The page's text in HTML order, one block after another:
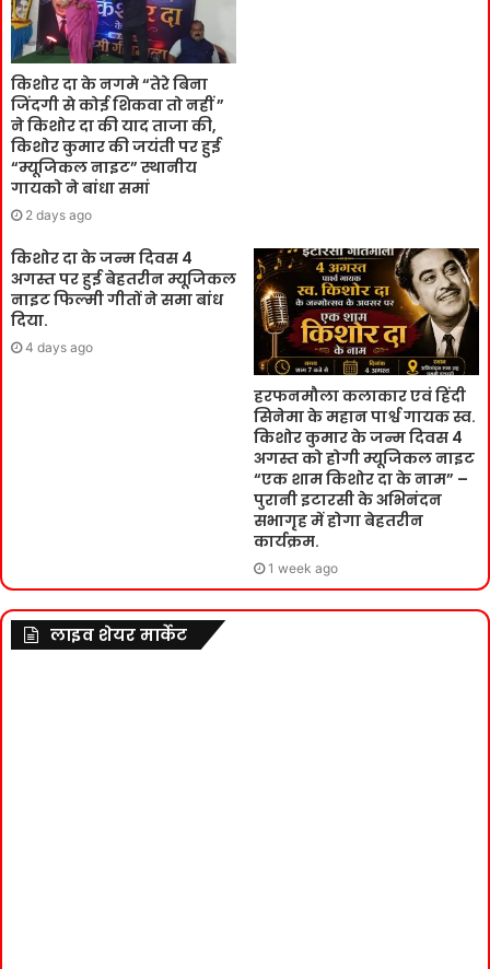
किशोर दा के नगमे “तेरे बिना
जिंदगी से कोई शिकवा तो नहीं ”
ने किशोर दा की याद ताजा की,
किशोर कुमार की जयंती पर हुई
“म्यूजिकल नाइट” स्थानीय
गायको ने बांधा समां
2 days ago
किशोर दा के जन्म दिवस 4
अगस्त पर हुई बेहतरीन म्यूजिकल
नाइट फिल्मी गीतों ने समा बांध
दिया.
4 days ago
हरफनमौला कलाकार एवं हिंदी
सिनेमा के महान पार्श्व गायक स्व.
किशोर कुमार के जन्म दिवस 4
अगस्त को होगी म्यूजिकल नाइट
“एक शाम किशोर दा के नाम” –
पुरानी इटारसी के अभिनंदन
सभागृह में होगा बेहतरीन
कार्यक्रम.
1 week ago
लाइव शेयर मार्केट